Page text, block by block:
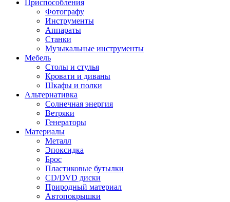
Приспособления
Фотографу
Инструменты
Аппараты
Станки
Музыкальные инструменты
Мебель
Столы и стулья
Кровати и диваны
Шкафы и полки
Альтернативка
Солнечная энергия
Ветряки
Генераторы
Материалы
Металл
Эпоксидка
Брос
Пластиковые бутылки
CD/DVD диски
Природный материал
Автопокрышки